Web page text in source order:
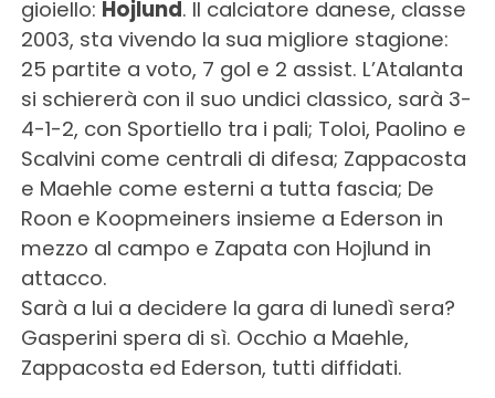
gioiello: Hojlund. Il calciatore danese, classe
2003, sta vivendo la sua migliore stagione:
25 partite a voto, 7 gol e 2 assist. L’Atalanta
si schiererà con il suo undici classico, sarà 3-
4-1-2, con Sportiello tra i pali; Toloi, Paolino e
Scalvini come centrali di difesa; Zappacosta
e Maehle come esterni a tutta fascia; De
Roon e Koopmeiners insieme a Ederson in
mezzo al campo e Zapata con Hojlund in
attacco.
Sarà a lui a decidere la gara di lunedì sera?
Gasperini spera di sì. Occhio a Maehle,
Zappacosta ed Ederson, tutti diffidati.